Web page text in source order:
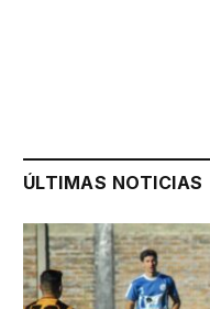
ÚLTIMAS NOTICIAS